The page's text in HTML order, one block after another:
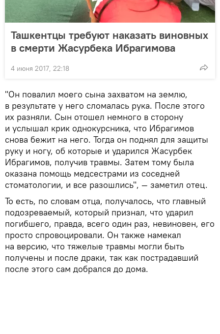
Ташкентцы требуют наказать виновных
в смерти Жасурбека Ибрагимова
4 июня 2017, 22:18
"Он повалил моего сына захватом на землю,
в результате у него сломалась рука. После этого
их разняли. Сын отошел немного в сторону
и услышал крик однокурсника, что Ибрагимов
снова бежит на него. Тогда он поднял для защиты
руку и ногу, об которые и ударился Жасурбек
Ибрагимов, получив травмы. Затем тому была
оказана помощь медсестрами из соседней
стоматологии, и все разошлись", — заметил отец.
То есть, по словам отца, получалось, что главный
подозреваемый, который признал, что ударил
погибшего, правда, всего один раз, невиновен, его
просто спровоцировали. Он также намекал
на версию, что тяжелые травмы могли быть
получены и после драки, так как пострадавший
после этого сам добрался до дома.